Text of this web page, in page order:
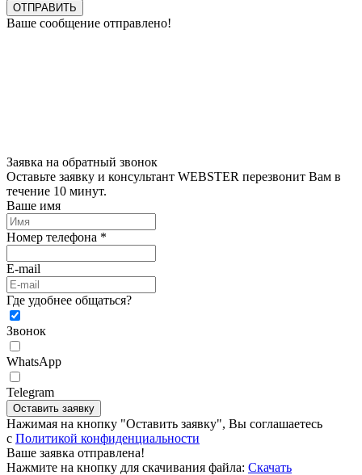
ОТПРАВИТЬ
Ваше сообщение отправлено!
Заявка на обратный звонок
Оставьте заявку и консультант WEBSTER перезвонит Вам в
течение 10 минут.
Ваше имя
Номер телефона *
E-mail
Где удобнее общаться?
Звонок
WhatsApp
Telegram
Оставить заявку
Нажимая на кнопку "Оставить заявку", Вы соглашаетесь
c Политикой конфиденциальности
Ваше заявка отправлена!
Нажмите на кнопку для скачивания файла: Скачать